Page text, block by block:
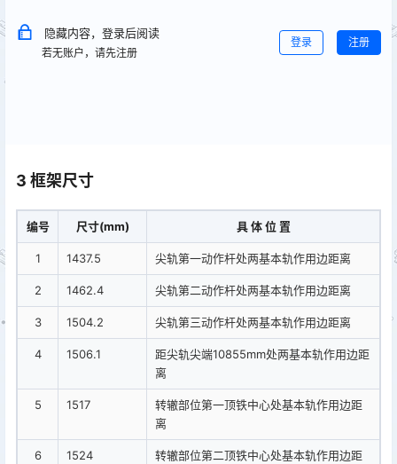
隐藏内容，登录后阅读
若无账户，请先注册
登录 注册
3 框架尺寸
编号 尺寸(mm) 具 体 位 置
1 1437.5 尖轨第一动作杆处两基本轨作用边距离
2 1462.4 尖轨第二动作杆处两基本轨作用边距离
3 1504.2 尖轨第三动作杆处两基本轨作用边距离
4 1506.1
距尖轨尖端10855mm处两基本轨作用边距
离
5 1517
转辙部位第一顶铁中心处基本轨作用边距
离
6 1524
转辙部位第二顶铁中心处基本轨作用边距